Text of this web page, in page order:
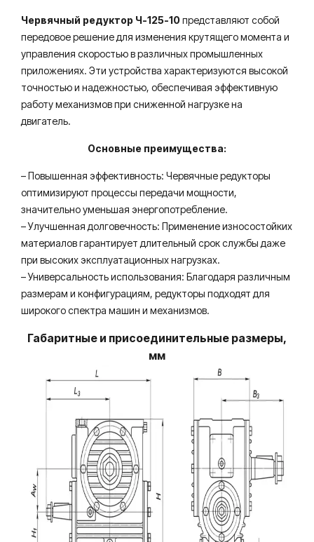
Червячный редуктор Ч-125-10представляют собой
передовое решение для изменения крутящего момента и
управления скоростью в различных промышленных
приложениях. Эти устройства характеризуются высокой
точностью и надежностью, обеспечивая эффективную
работу механизмов при сниженной нагрузке на
двигатель.
Основные преимущества:
– Повышенная эффективность: Червячные редукторы
оптимизируют процессы передачи мощности,
значительно уменьшая энергопотребление.
– Улучшенная долговечность: Применение износостойких
материалов гарантирует длительный срок службы даже
при высоких эксплуатационных нагрузках.
– Универсальность использования: Благодаря различным
размерам и конфигурациям, редукторы подходят для
широкого спектра машин и механизмов.
Габаритные и присоединительные размеры,
мм